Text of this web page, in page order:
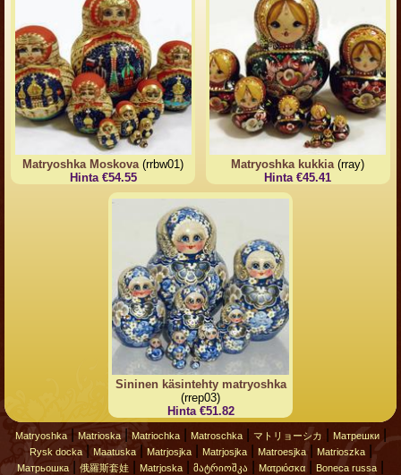
Matryoshka Moskova(rrbw01)
Hinta €54.55
Matryoshka kukkia(rray)
Hinta €45.41
Sininen käsintehty matryoshka
(rrep03)
Hinta €51.82
Matryoshka| Matrioska| Matriochka| Matroschka| マトリョーシカ Матрешки|
Rysk docka| Maatuska| Matrjosjka| Matrjosjka| Matroesjka| Matrioszka|
Матрьошка 俄羅斯套娃 Matrjoska მატრიოშკა Ματριόσκα Boneca russa